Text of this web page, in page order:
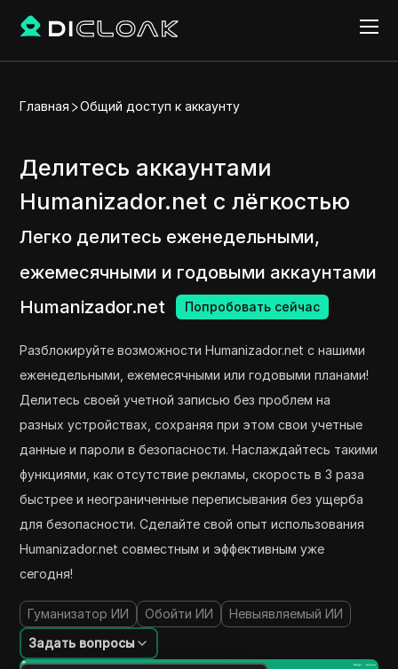
Главная Общий доступ к аккаунту
Делитесь аккаунтами
Humanizador.net с лёгкостью
Легко делитесь еженедельными,
ежемесячными и годовыми аккаунтами
Humanizador.net
Попробовать сейчас
Разблокируйте возможности Humanizador.net с нашими
еженедельными, ежемесячными или годовыми планами!
Делитесь своей учетной записью без проблем на
разных устройствах, сохраняя при этом свои учетные
данные и пароли в безопасности. Наслаждайтесь такими
функциями, как отсутствие рекламы, скорость в 3 раза
быстрее и неограниченные переписывания без ущерба
для безопасности. Сделайте свой опыт использования
Humanizador.net совместным и эффективным уже
сегодня!
Гуманизатор ИИ Обойти ИИ
Невыявляемый ИИ
Задать вопросы